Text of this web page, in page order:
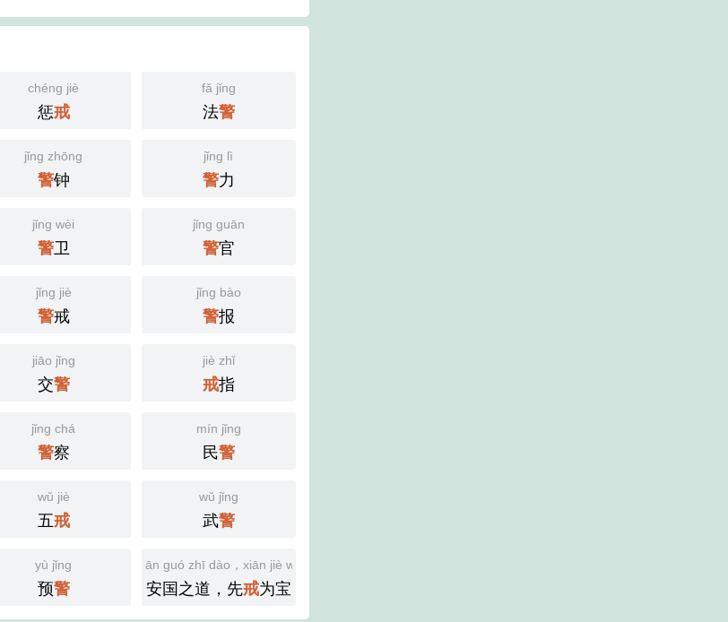
chéng jiè
惩戒
fǎ jǐng
法警
jǐng zhōng
警钟
jǐng lì
警力
jǐng wèi
警卫
jǐng guān
警官
jǐng jiè
警戒
jǐng bào
警报
jiāo jǐng
交警
jiè zhǐ
戒指
jǐng chá
警察
mín jǐng
民警
wǔ jiè
五戒
wǔ jǐng
武警
yù jǐng
预警
ān guó zhī dào，xiān jiè wéi bǎo
安国之道，先戒为宝